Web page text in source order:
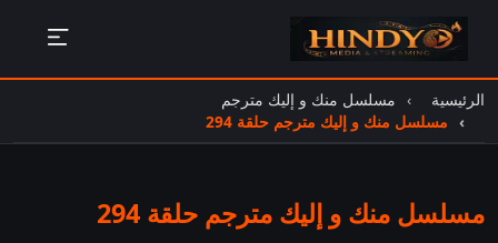
الرئيسية
مسلسل منك و إليك مترجم
مسلسل منك و إليك مترجم حلقة 294
مسلسل منك و إليك مترجم حلقة 294